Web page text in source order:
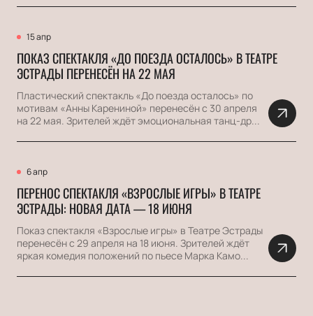
15 апр
ПОКАЗ СПЕКТАКЛЯ «ДО ПОЕЗДА ОСТАЛОСЬ» В ТЕАТРЕ
ЭСТРАДЫ ПЕРЕНЕСЁН НА 22 МАЯ
Пластический спектакль «До поезда осталось» по
мотивам «Анны Карениной» перенесён с 30 апреля
на 22 мая. Зрителей ждёт эмоциональная танц-др...
6 апр
ПЕРЕНОС СПЕКТАКЛЯ «ВЗРОСЛЫЕ ИГРЫ» В ТЕАТРЕ
ЭСТРАДЫ: НОВАЯ ДАТА — 18 ИЮНЯ
Показ спектакля «Взрослые игры» в Театре Эстрады
перенесён с 29 апреля на 18 июня. Зрителей ждёт
яркая комедия положений по пьесе Марка Камо...